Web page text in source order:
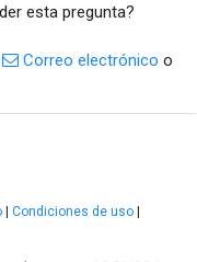
esta pregunta?
Correo electrónico o
Condiciones de uso